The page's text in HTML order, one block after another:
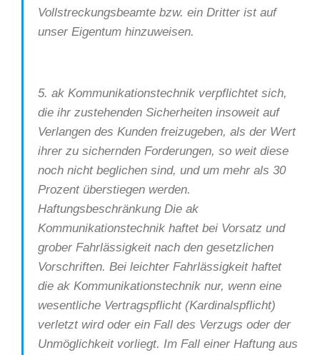
Vollstreckungsbeamte bzw. ein Dritter ist auf
unser Eigentum hinzuweisen.
5. ak Kommunikationstechnik verpflichtet sich,
die ihr zustehenden Sicherheiten insoweit auf
Verlangen des Kunden freizugeben, als der Wert
ihrer zu sichernden Forderungen, so weit diese
noch nicht beglichen sind, und um mehr als 30
Prozent überstiegen werden.
Haftungsbeschränkung Die ak
Kommunikationstechnik haftet bei Vorsatz und
grober Fahrlässigkeit nach den gesetzlichen
Vorschriften. Bei leichter Fahrlässigkeit haftet
die ak Kommunikationstechnik nur, wenn eine
wesentliche Vertragspflicht (Kardinalspflicht)
verletzt wird oder ein Fall des Verzugs oder der
Unmöglichkeit vorliegt. Im Fall einer Haftung aus